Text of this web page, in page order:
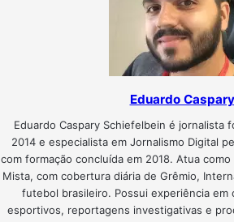
Eduardo Caspary
Eduardo Caspary Schiefelbein é jornalista
2014 e especialista em Jornalismo Digital
com formação concluída em 2018. Atua
Mista, com cobertura diária de Grêmio,
futebol brasileiro. Possui experiência
esportivos, reportagens investigativas e